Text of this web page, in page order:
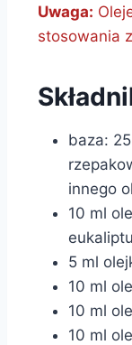
Uwaga:
stosowania
baza:
innego
10 ml
5 ml
10 ml
10 ml
10 ml